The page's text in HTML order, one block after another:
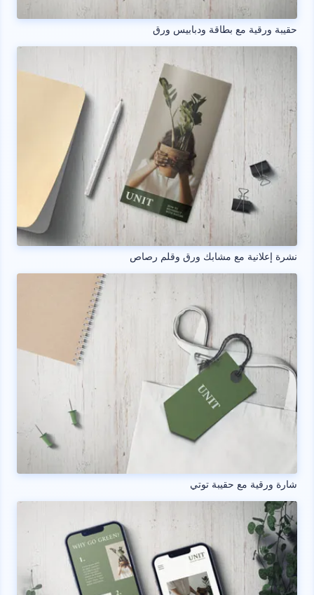
حقيبة ورقية مع بطاقة ودبابيس ورق
نشرة إعلانية مع مشابك ورق وقلم رصاص
شارة ورقية مع حقيبة توتي